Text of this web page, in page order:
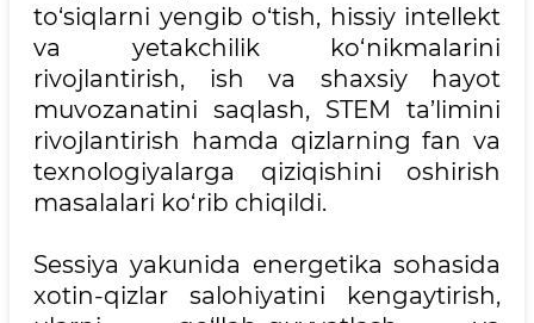
to‘siqlarni yengib o‘tish, hissiy intellekt
va yetakchilik ko‘nikmalarini
rivojlantirish, ish va shaxsiy hayot
muvozanatini saqlash, STEM ta’limini
rivojlantirish hamda qizlarning fan va
texnologiyalarga qiziqishini oshirish
masalalari ko‘rib chiqildi.
Sessiya yakunida energetika sohasida
xotin-qizlar salohiyatini kengaytirish,